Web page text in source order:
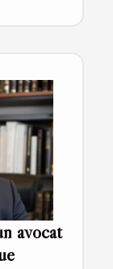
avocat